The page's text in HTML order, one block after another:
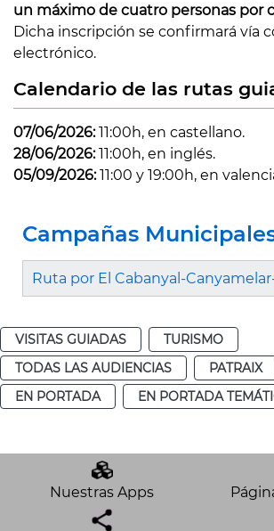
un máximo de cuatro personas por
Dicha inscripción se confirmará vía
electrónico.
Calendario de las rutas
07/06/2026:11:00h, en castellano.
28/06/2026:11:00h, en inglés.
05/09/2026:11:00 y 19:00h, en
Campañas
Ruta por El Cabanyal-
VISITAS GUIADAS
TURISMO
TODAS LAS AUDIENCIAS
PATRAIX
EN PORTADA
EN PORTADA
Nuestras Apps